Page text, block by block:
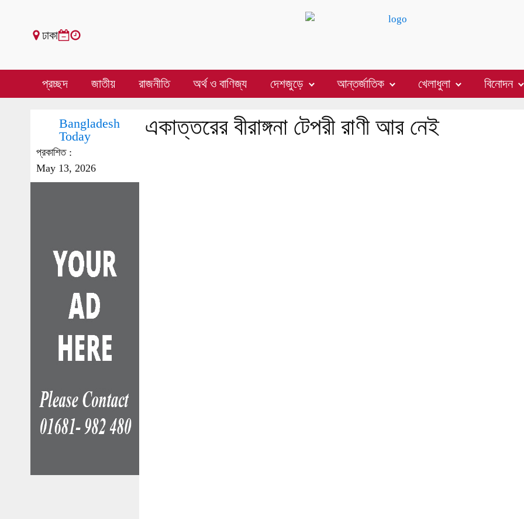
ঢাকা
প্রচ্ছদ জাতীয় রাজনীতি অর্থ ও বাণিজ্য দেশজুড়ে আন্তর্জাতিক খেলাধুলা বিনোদন
Bangladesh
Today
প্রকাশিত :
May 13, 2026
একাত্তরের বীরাঙ্গনা টেপরী রাণী আর নেই